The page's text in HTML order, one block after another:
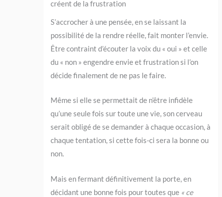
créent de la frustration
S’accrocher à une pensée, en se laissant la
possibilité de la rendre réelle, fait monter l’envie.
Être contraint d’écouter la voix du « oui » et celle
du « non » engendre envie et frustration si l’on
décide finalement de ne pas le faire.
Même si elle se permettait de n’être infidèle
qu’une seule fois sur toute une vie, son cerveau
serait obligé de se demander à chaque occasion, à
chaque tentation, si cette fois-ci sera la bonne ou
non.
Mais en fermant définitivement la porte, en
décidant une bonne fois pour toutes que « ce